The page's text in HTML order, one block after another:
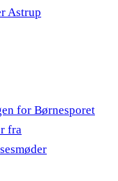
Astrup
for Børnesporet
fra